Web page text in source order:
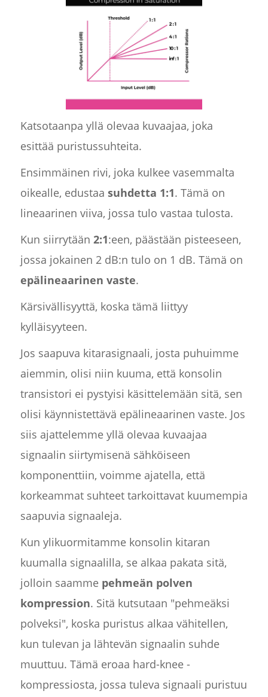
Katsotaanpa yllä olevaa kuvaajaa, joka
esittää puristussuhteita.
Ensimmäinen rivi, joka kulkee vasemmalta
oikealle, edustaa suhdetta 1:1. Tämä on
lineaarinen viiva, jossa tulo vastaa tulosta.
Kun siirrytään 2:1:een, päästään pisteeseen,
jossa jokainen 2 dB:n tulo on 1 dB. Tämä on
epälineaarinen vaste.
Kärsivällisyyttä, koska tämä liittyy
kylläisyyteen.
Jos saapuva kitarasignaali, josta puhuimme
aiemmin, olisi niin kuuma, että konsolin
transistori ei pystyisi käsittelemään sitä, sen
olisi käynnistettävä epälineaarinen vaste. Jos
siis ajattelemme yllä olevaa kuvaajaa
signaalin siirtymisenä sähköiseen
komponenttiin, voimme ajatella, että
korkeammat suhteet tarkoittavat kuumempia
saapuvia signaaleja.
Kun ylikuormitamme konsolin kitaran
kuumalla signaalilla, se alkaa pakata sitä,
jolloin saamme pehmeän polven
kompression. Sitä kutsutaan "pehmeäksi
polveksi", koska puristus alkaa vähitellen,
kun tulevan ja lähtevän signaalin suhde
muuttuu. Tämä eroaa hard-knee -
kompressiosta, jossa tuleva signaali puristuu